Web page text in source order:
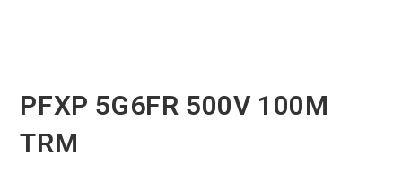
PFXP 5G6FR 500V 100M
TRM